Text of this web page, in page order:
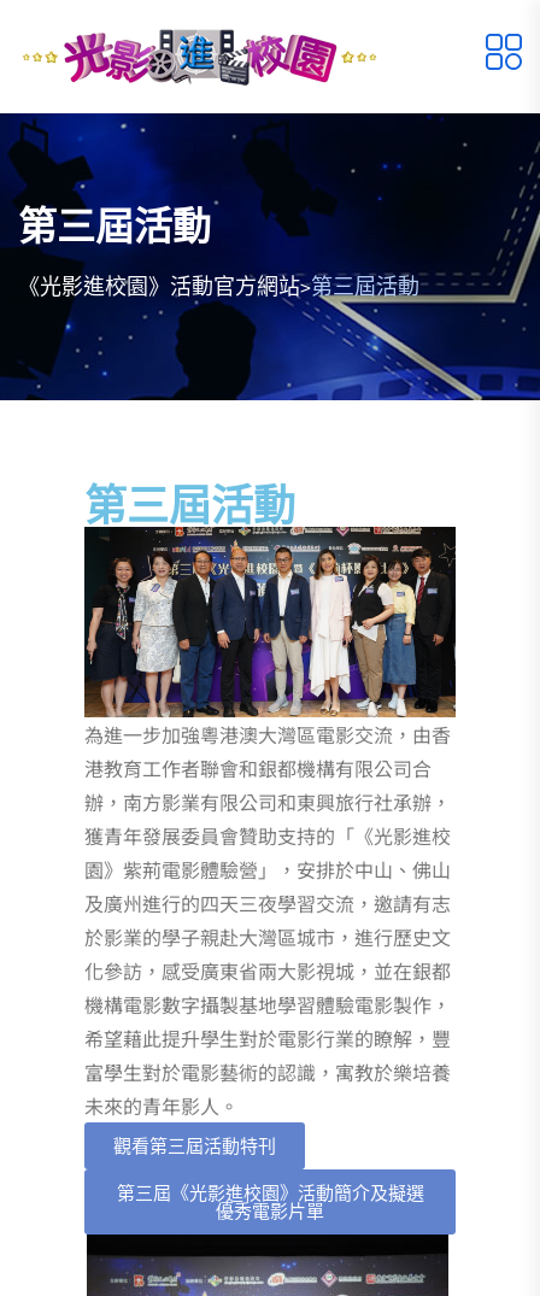
第三屆活動
《光影進校園》活動官方網站>第三屆活動
第三屆活動
為進一步加強粵港澳大灣區電影交流，由香
港教育工作者聯會和銀都機構有限公司合
辦，南方影業有限公司和東興旅行社承辦，
獲青年發展委員會贊助支持的「《光影進校
園》紫荊電影體驗營」，安排於中山、佛山
及廣州進行的四天三夜學習交流，邀請有志
於影業的學子親赴大灣區城市，進行歷史文
化參訪，感受廣東省兩大影視城，並在銀都
機構電影數字攝製基地學習體驗電影製作，
希望藉此提升學生對於電影行業的瞭解，豐
富學生對於電影藝術的認識，寓教於樂培養
未來的青年影人。
觀看第三屆活動特刊
第三屆《光影進校園》活動簡介及擬選
優秀電影片單